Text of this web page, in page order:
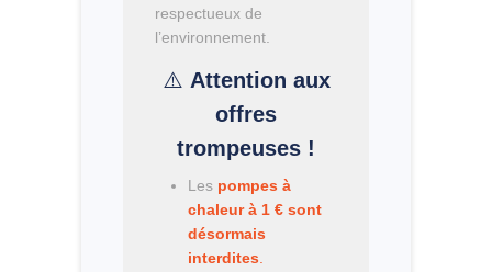
respectueux de
l’environnement.
⚠️ Attention aux
offres
trompeuses !
Les pompes à
chaleur à 1 € sont
désormais
interdites